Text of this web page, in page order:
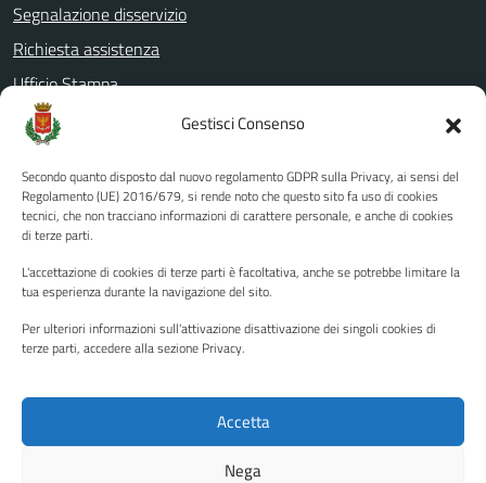
Gestisci Consenso
Secondo quanto disposto dal nuovo regolamento GDPR sulla Privacy, ai sensi del
Regolamento (UE) 2016/679, si rende noto che questo sito fa uso di cookies
tecnici, che non tracciano informazioni di carattere personale, e anche di cookies
di terze parti.
L'accettazione di cookies di terze parti è facoltativa, anche se potrebbe limitare la
tua esperienza durante la navigazione del sito.
Per ulteriori informazioni sull'attivazione disattivazione dei singoli cookies di
terze parti, accedere alla sezione Privacy.
Accetta
Nega
Segnalazione disservizio
Richiesta assistenza
Ufficio Stampa
Amministrazione Trasparente
Albo pretorio
Informativa privacy
Note legali
Piano di miglioramento del sito
Instagram